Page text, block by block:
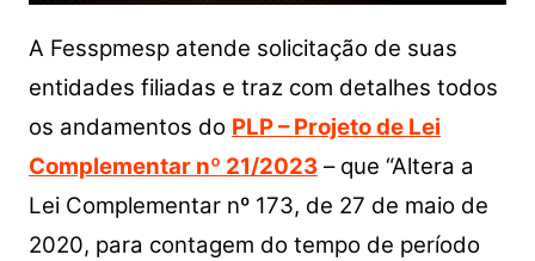
A Fesspmesp atende solicitação de suas
entidades filiadas e traz com detalhes todos
os andamentos do PLP – Projeto de Lei
Complementar nº 21/2023– que “Altera a
Lei Complementar nº 173, de 27 de maio de
2020, para contagem do tempo de período